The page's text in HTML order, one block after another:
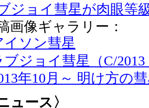
ジョイ彗星が肉眼等
画像ギャラリー：
イソン彗星
ブジョイ彗星（C/2013
年10月～ 明け方の
ュース〉